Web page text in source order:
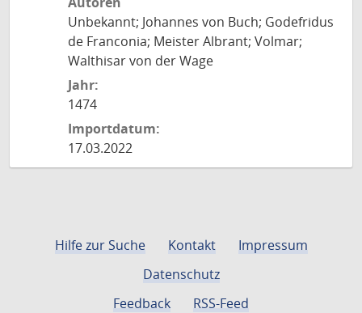
Unbekannt; Johannes von Buch; Godefridus
de Franconia; Meister Albrant; Volmar;
Walthisar von der Wage
Jahr:
1474
Importdatum:
17.03.2022
Hilfe zur Suche Kontakt
Impressum
Datenschutz
Feedback
RSS-Feed